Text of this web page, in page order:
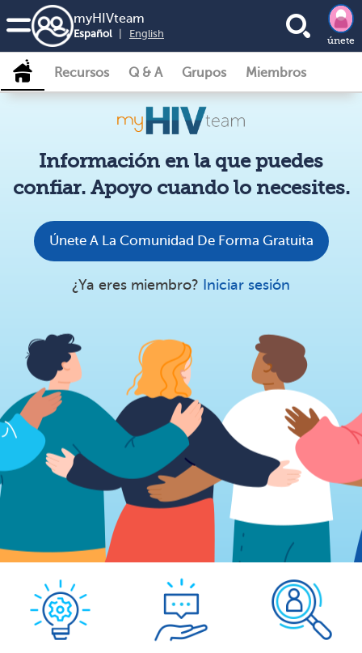
myHIVteam
Español| English
únete
Recursos Q & A Grupos Miembros
Información en la que puedes
confiar. Apoyo cuando lo necesites.
Únete A La Comunidad De Forma Gratuita
¿Ya eres miembro? Iniciar sesión